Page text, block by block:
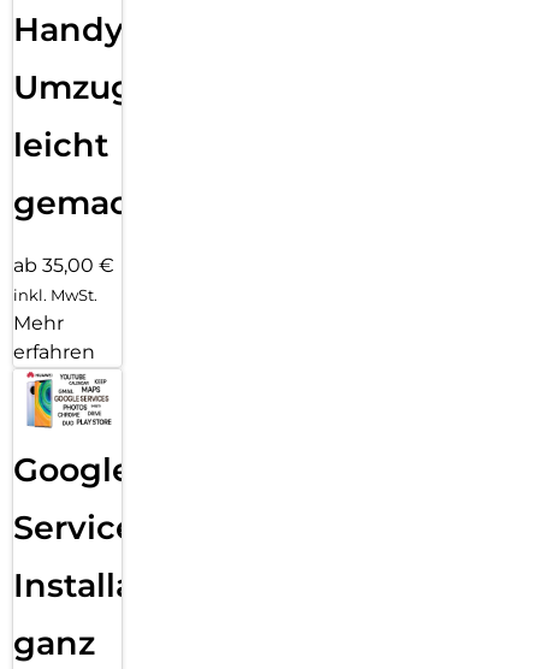
Handy
Umzug
leicht
gemacht!
ab 35,00 €
inkl. MwSt.
Mehr
erfahren
Google
Services
Installation
ganz